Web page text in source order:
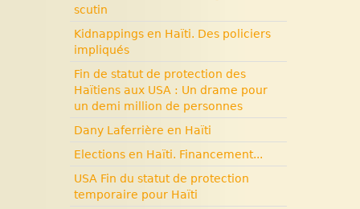
scutin
Kidnappings en Haïti. Des policiers
impliqués
Fin de statut de protection des
Haïtiens aux USA : Un drame pour
un demi million de personnes
Dany Laferrière en Haïti
Elections en Haïti. Financement...
USA Fin du statut de protection
temporaire pour Haïti